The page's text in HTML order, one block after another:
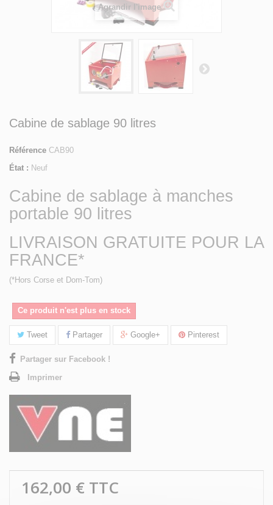
Agrandir l'image
Cabine de sablage 90 litres
Référence CAB90
État : Neuf
Cabine de sablage à manches
portable 90 litres
LIVRAISON GRATUITE POUR LA
FRANCE*
(*Hors Corse et Dom-Tom)
Ce produit n'est plus en stock
Tweet Partager Google+ Pinterest
Partager sur Facebook !
Imprimer
162,00 € TTC